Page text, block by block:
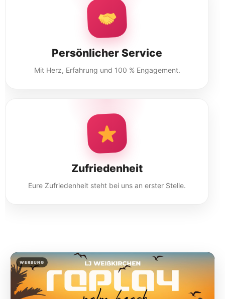
Persönlicher Service
Mit Herz, Erfahrung und 100 % Engagement.
Zufriedenheit
Eure Zufriedenheit steht bei uns an erster Stelle.
WERBUNG